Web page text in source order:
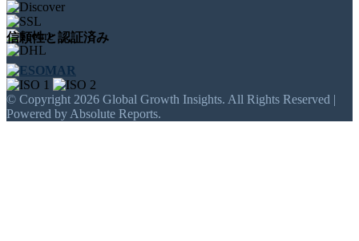
信頼性と認証済み
© Copyright 2026 Global Growth Insights. All Rights Reserved |
Powered by Absolute Reports.